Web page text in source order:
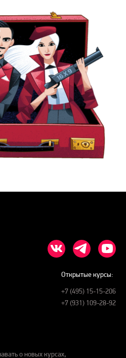
Открытые курсы:
+7 (495) 15-15-206
+7 (931) 109-28-92
о новых курсах,